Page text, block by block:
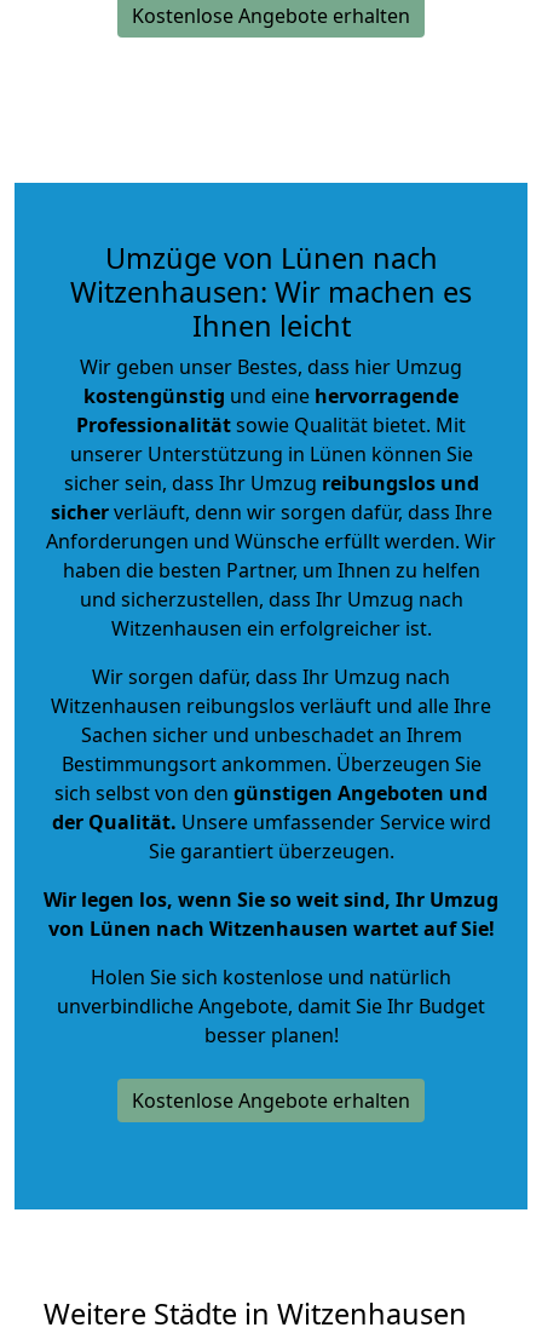
Kostenlose Angebote erhalten
Umzüge von Lünen nach
Witzenhausen: Wir machen es
Ihnen leicht
Wir geben unser Bestes, dass hier Umzug
kostengünstig und eine hervorragende
Professionalitätsowie Qualität bietet. Mit
unserer Unterstützung in Lünen können Sie
sicher sein, dass Ihr Umzug reibungslos und
sicherverläuft, denn wir sorgen dafür, dass Ihre
Anforderungen und Wünsche erfüllt werden. Wir
haben die besten Partner, um Ihnen zu helfen
und sicherzustellen, dass Ihr Umzug nach
Witzenhausen ein erfolgreicher ist.
Wir sorgen dafür, dass Ihr Umzug nach
Witzenhausen reibungslos verläuft und alle Ihre
Sachen sicher und unbeschadet an Ihrem
Bestimmungsort ankommen. Überzeugen Sie
sich selbst von den günstigen Angeboten und
der Qualität. Unsere umfassender Service wird
Sie garantiert überzeugen.
Wir legen los, wenn Sie so weit sind, Ihr Umzug
von Lünen nach Witzenhausen wartet auf Sie!
Holen Sie sich kostenlose und natürlich
unverbindliche Angebote, damit Sie Ihr Budget
besser planen!
Kostenlose Angebote erhalten
Weitere Städte in Witzenhausen